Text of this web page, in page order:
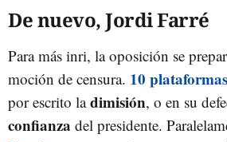
De nuevo, Jordi Farré
Para más inri, la oposición se
moción de censura. 10 plataformas
por escrito ladimisión, o en su
confianza del presidente.